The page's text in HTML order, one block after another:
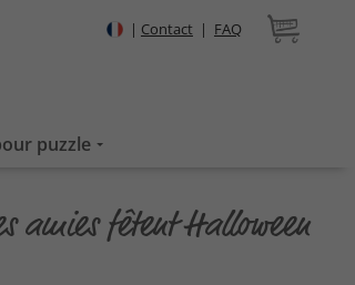
| Contact | FAQ
puzzle
amies fêtent Halloween